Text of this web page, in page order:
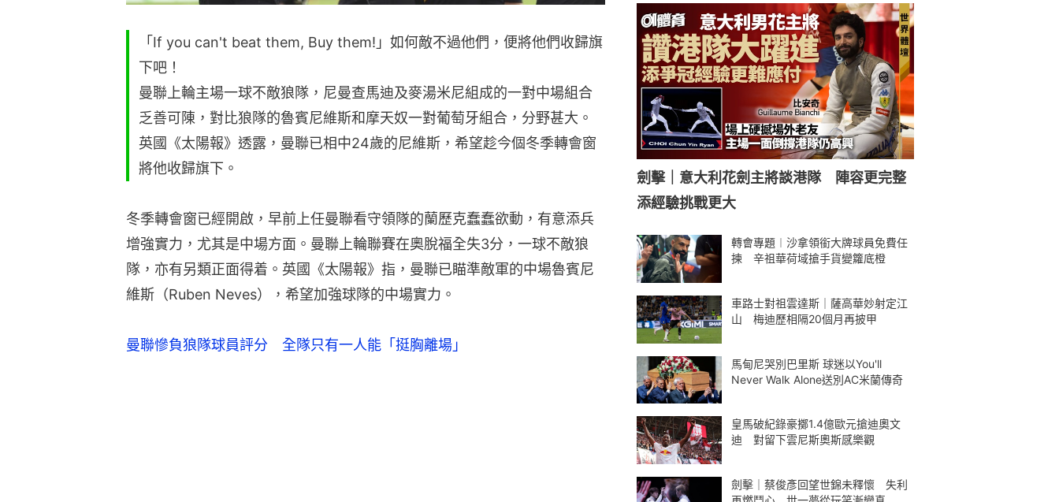
「If you can't beat them, Buy them!」如何敵不過他們，便將他們收歸旗
下吧！
曼聯上輪主場一球不敵狼隊，尼曼查馬迪及麥湯米尼組成的一對中場組合
乏善可陳，對比狼隊的魯賓尼維斯和摩天奴一對葡萄牙組合，分野甚大。
英國《太陽報》透露，曼聯已相中24歲的尼維斯，希望趁今個冬季轉會窗
將他收歸旗下。
冬季轉會窗已經開啟，早前上任曼聯看守領隊的蘭歷克蠢蠢欲動，有意添兵
增強實力，尤其是中場方面。曼聯上輪聯賽在奧脫福全失3分，一球不敵狼
隊，亦有另類正面得着。英國《太陽報》指，曼聯已瞄準敵軍的中場魯賓尼
維斯（Ruben Neves），希望加強球隊的中場實力。
曼聯慘負狼隊球員評分　全隊只有一人能「挺胸離場」
劍擊｜意大利花劍主將談港隊 陣容更完整
添經驗挑戰更大
轉會專題︱沙拿領銜大牌球員免費任
揀 辛祖華荷域搶手貨變籮底橙
車路士對祖雲達斯｜薩高華妙射定江
山 梅迪歷相隔20個月再披甲
馬甸尼哭別巴里斯 球迷以You'll
Never Walk Alone送別AC米蘭傳奇
皇馬破紀錄豪擲1.4億歐元搶迪奧文
迪 對留下雲尼斯奧斯感樂觀
劍擊｜蔡俊彥回望世錦未釋懷 失利